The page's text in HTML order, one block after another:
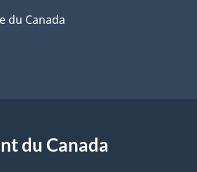
du Canada
du Canada